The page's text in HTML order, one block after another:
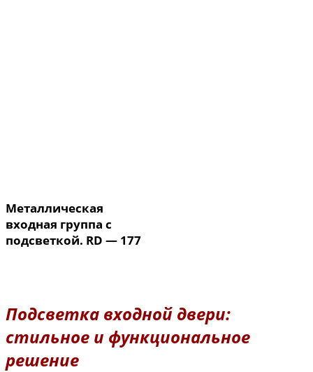
Металлическая
входная группа с
подсветкой. RD — 177
Подсветка входной двери:
стильное и функциональное
решение